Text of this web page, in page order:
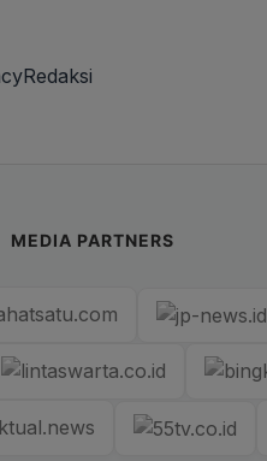
Redaksi
MEDIA PARTNERS